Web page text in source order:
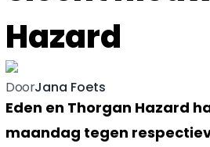
Hazard
DoorJana Foets
Eden en Thorgan Hazard
maandag tegen